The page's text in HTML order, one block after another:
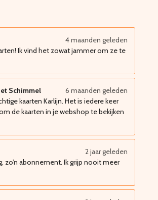
4 maanden geleden
Ik vind het zowat jammer om ze te
Schimmel
6 maanden geleden
kaarten Karlijn. Het is iedere keer
de kaarten in je webshop te bekijken
2 jaar geleden
zo’n abonnement. Ik grijp nooit meer